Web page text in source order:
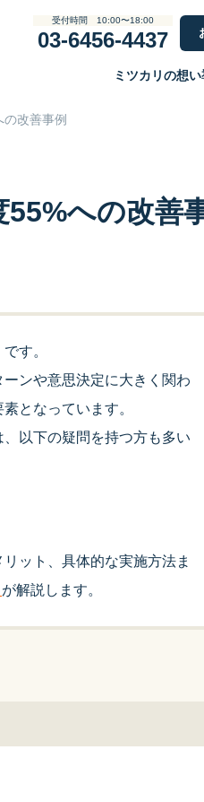
ミツカリの想い
受付時間 10:00〜18:00
03-6456-4437
改善事例
55%への改善
す。
ンや意思決定に大きく関わ
となっています。
以下の疑問を持つ方も多い
ット、具体的な実施方法ま
が解説します。